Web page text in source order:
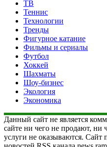
ТВ
Теннис
Технологии
Тренды
Фигурное катание
Фильмы и сериалы
Футбол
Хоккей
Шахматы
Шоу-бизнес
Экология
Экономика
Данный сайт не является
сайте ни чего не продают, ни
услуги не оказываются. Сайт